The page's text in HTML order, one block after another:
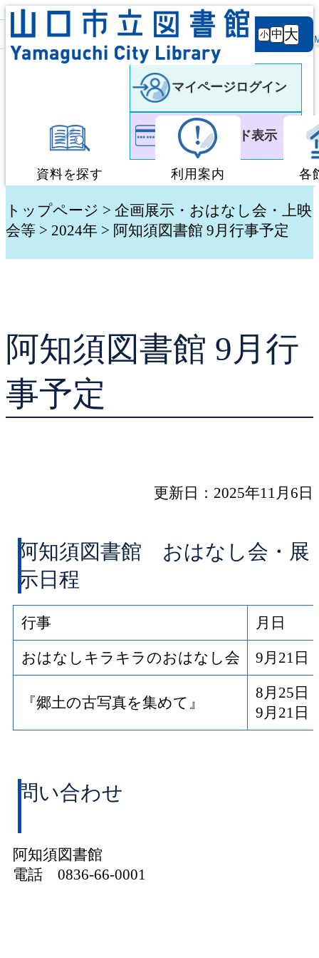
背景
白 黒
文字サ
イズ
小 中 大
マイページログイン
利用者カード表示
資料を探す
蔵書検索・予約
貸出ランキング
予約ランキング
利用案内
図書館利用案内
学校図書館支援サー
各
トップページ > 企画展示・おはなし会・上映
会等 > 2024年 > 阿知須図書館 9月行事予定
阿知須図書館 9月行
事予定
更新日：2025年11月6日
阿知須図書館 おはなし会・展
示日程
行事 月日
おはなしキラキラのおはなし会 9月21日
『郷土の古写真を集めて』
8月25日
9月21日
問い合わせ
阿知須図書館
電話 0836-66-0001